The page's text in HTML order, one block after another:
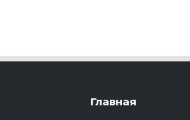
Главная